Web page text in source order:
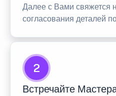
Далее с Вами свяжется
согласования деталей
2
Встречайте